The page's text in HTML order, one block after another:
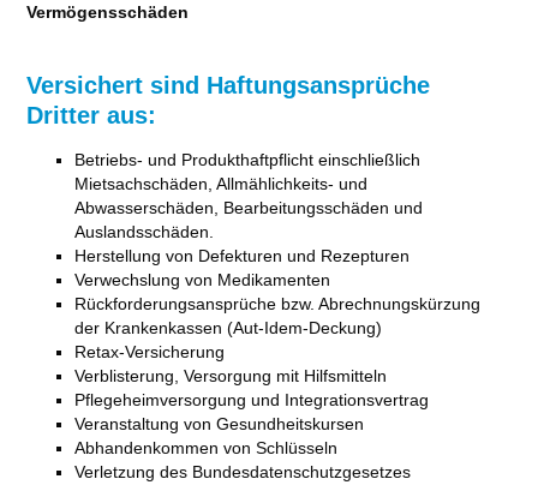
Vermögensschäden
Versichert sind Haftungsansprüche
Dritter aus:
Betriebs- und Produkthaftpflicht einschließlich
Mietsachschäden, Allmählichkeits- und
Abwasserschäden, Bearbeitungsschäden und
Auslandsschäden.
Herstellung von Defekturen und Rezepturen
Verwechslung von Medikamenten
Rückforderungsansprüche bzw. Abrechnungskürzung
der Krankenkassen (Aut-Idem-Deckung)
Retax-Versicherung
Verblisterung, Versorgung mit Hilfsmitteln
Pflegeheimversorgung und Integrationsvertrag
Veranstaltung von Gesundheitskursen
Abhandenkommen von Schlüsseln
Verletzung des Bundesdatenschutzgesetzes